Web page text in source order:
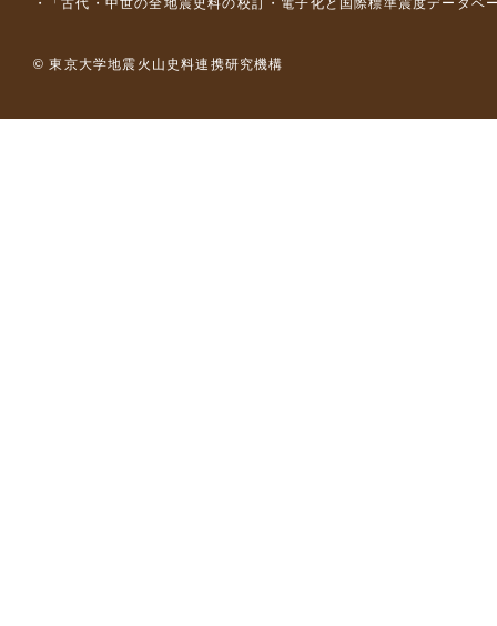
「古代・中世の全地震史料の校訂・電子化と国際標準震度データ
© 東京大学地震火山史料連携研究機構